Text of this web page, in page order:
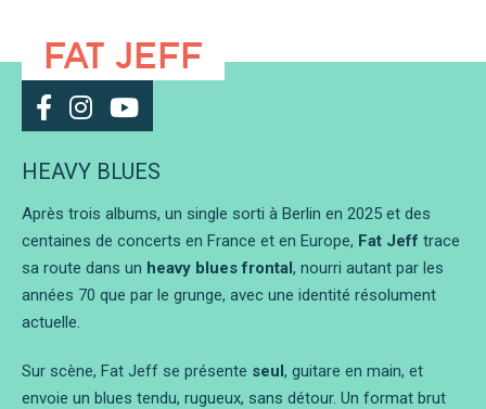
FAT JEFF
HEAVY BLUES
Après trois albums, un single sorti à Berlin en 2025 et des
centaines de concerts en France et en Europe, Fat Jeff trace
sa route dans un heavy blues frontal, nourri autant par les
années 70 que par le grunge, avec une identité résolument
actuelle.
Sur scène, Fat Jeff se présente seul, guitare en main, et
envoie un blues tendu, rugueux, sans détour. Un format brut